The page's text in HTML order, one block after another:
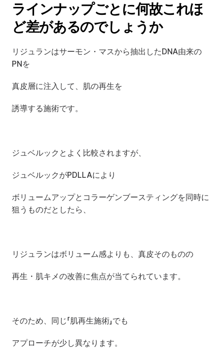
ラインナップごとに何故これほ
ど差があるのでしょうか
リジュランはサーモン・マスから抽出したDNA由来の
PNを
真皮層に注入して、肌の再生を
誘導する施術です。
ジュベルックとよく比較されますが、
ジュベルックがPDLLAにより
ボリュームアップとコラーゲンブースティングを同時に
狙うものだとしたら、
リジュランはボリューム感よりも、真皮そのものの
再生・肌キメの改善に焦点が当てられています。
そのため、同じ「肌再生施術」でも
アプローチが少し異なります。